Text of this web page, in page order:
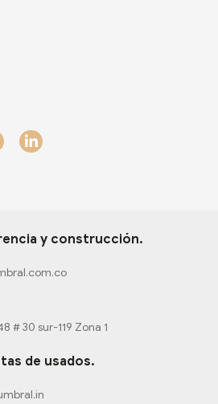
L
i
n
i
n
y construcción.
# 30 sur-119 Zona 1
de usados.